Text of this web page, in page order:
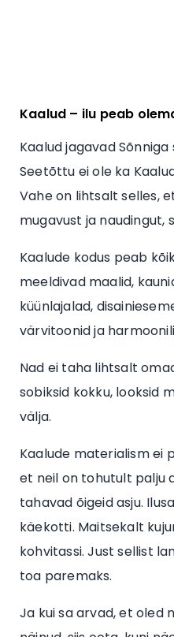
Kaalud – ilu peab
Kaalud jagavad
Seetõttu ei ole ka
Vahe on lihtsalt selles,
mugavust ja naudingut,
Kaalude kodus peab
meeldivad maalid,
küünlajalad,
värvitoonid ja
Nad ei taha lihtsalt
sobiksid kokku, looksid
välja.
Kaalude materialism ei
et neil on tohutult palju
tahavad õigeid asju.
käekotti. Maitsekalt
kohvitassi. Just sellist
toa paremaks.
Ja kui sa arvad, et oled